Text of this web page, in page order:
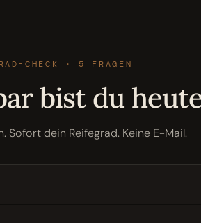
CHECK · 5 FRAGEN
bist du
Sofort dein Reifegrad. Keine E-Mail.